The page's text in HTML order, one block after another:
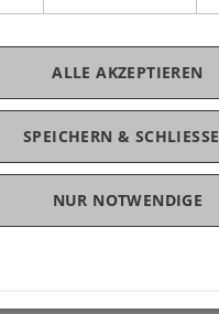
SPEICHERN & SCHLIESSEN
ALLE AKZEPTIEREN
NUR NOTWENDIGE